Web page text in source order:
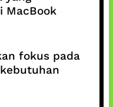
MacBook
fokus pada